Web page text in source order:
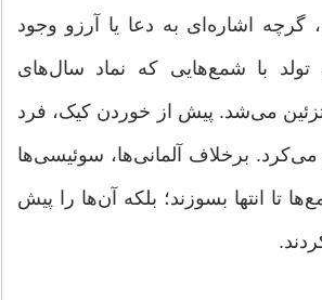
گرچه اشاره‌ای به دعا یا آرزو وجود
تولد با شمع‌هایی که نماد سال‌های
تزئین می‌شد. پیش از خوردن کیک، فرد
برخلاف آلمانی‌ها، سوئیسی‌ها
تا انتها بسوزند؛ بلکه آن‌ها را پیش